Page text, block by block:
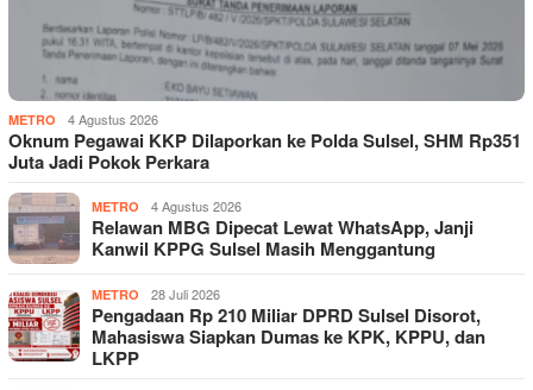
METRO 4 Agustus 2026
Oknum Pegawai KKP Dilaporkan ke Polda Sulsel, SHM Rp351
Juta Jadi Pokok Perkara
METRO 4 Agustus 2026
Relawan MBG Dipecat Lewat WhatsApp, Janji
Kanwil KPPG Sulsel Masih Menggantung
METRO 28 Juli 2026
Pengadaan Rp 210 Miliar DPRD Sulsel Disorot,
Mahasiswa Siapkan Dumas ke KPK, KPPU, dan
LKPP